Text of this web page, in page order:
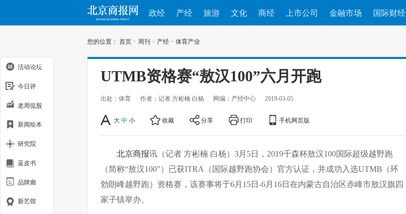
政经 产经 旅游 文化 商经 上市公司 金融市场 国际财经
您的位置： 首页 > 周刊 > 产经 > 体育产业
UTMB资格赛“敖汉100”六月开跑
出处：体育 作者：记者 方彬楠 白杨 网编：产经中心 2019-03-05
大 中 小 收藏 分享 打印 手机网页版
北京商报讯（记者 方彬楠 白杨） 3月5日，2019千森杯敖汉100国际超级越野跑
（简称“敖汉100”）已获ITRA（国际越野跑协会）官方认证，并成功入选UTMB（环
勃朗峰越野跑）资格赛，该赛事将于6月15日-6月16日在内蒙古自治区赤峰市敖汉旗四
家子镇举办。
活动论坛
今日评
老周侃股
新闻绘本
研究院
蓝皮书
品牌廊
新艺馆